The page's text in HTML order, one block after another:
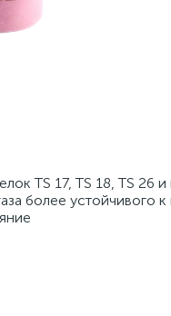
TS 17, TS 18, TS
более устойчивого